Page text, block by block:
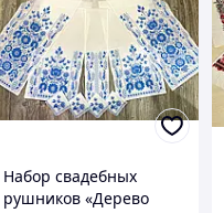
Набор свадебных
рушников «Дерево